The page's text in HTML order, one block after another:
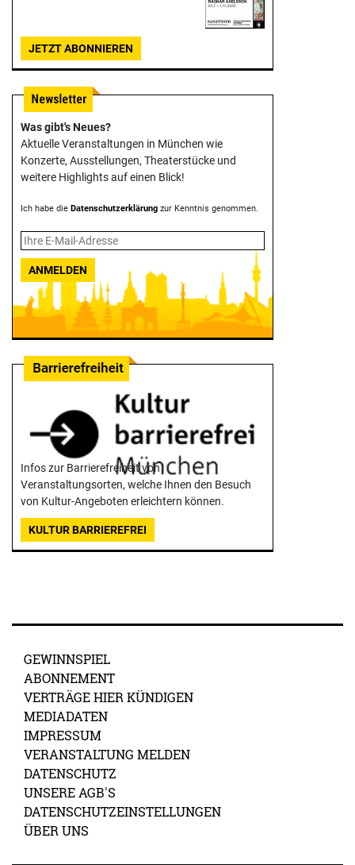
JETZT ABONNIEREN
Was gibt's Neues?
Aktuelle Veranstaltungen in München wie
Konzerte, Ausstellungen, Theater­stücke und
weitere Highlights auf einen Blick!
Ich habe die Datenschutzerklärung zur Kenntnis genommen.
ANMELDEN
Infos zur Barrierefreiheit von
Veranstaltungsorten, welche Ihnen den Besuch
von Kultur-Angeboten erleichtern können.
KULTUR BARRIEREFREI
GEWINNSPIEL
ABONNEMENT
VERTRÄGE HIER KÜNDIGEN
MEDIADATEN
IMPRESSUM
VERANSTALTUNG MELDEN
DATENSCHUTZ
UNSERE AGB'S
DATENSCHUTZEINSTELLUNGEN
ÜBER UNS